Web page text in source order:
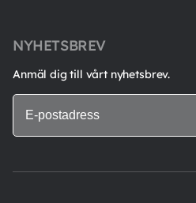
NYHETSBREV
Anmäl dig till vårt nyhetsbrev.